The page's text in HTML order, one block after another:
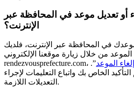
أو تعديل موعد في المحافظة عبر
الإنترنت؟
في المحافظة عبر الإنترنت، فلديك
الموعد من خلال زيارة موقعنا الإلكتروني،
إلغاء الموعد”.
الخاص بك واتباع التعليمات لإجراء
التعديلات اللازمة.